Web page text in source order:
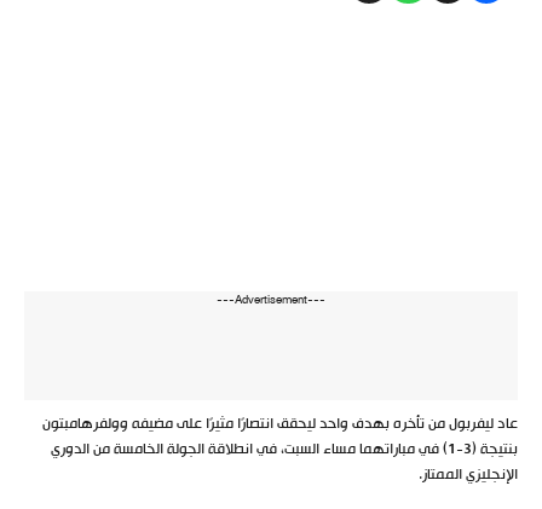
---Advertisement---
عاد ليفربول من تأخره بهدف واحد ليحقق انتصارًا مثيرًا على مضيفه وولفرهامبتون
بنتيجة (3-1) في مباراتهما مساء السبت، في انطلاقة الجولة الخامسة من الدوري
الإنجليزي الممتاز.